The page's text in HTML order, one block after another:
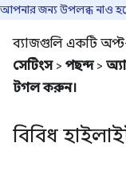
আপনার জন্য উপলব্ধ নাও
ব্যাজগুলি একটি অপ্ট-
সেটিংস> পছন্দ>
টগল করুন।
বিবিধ